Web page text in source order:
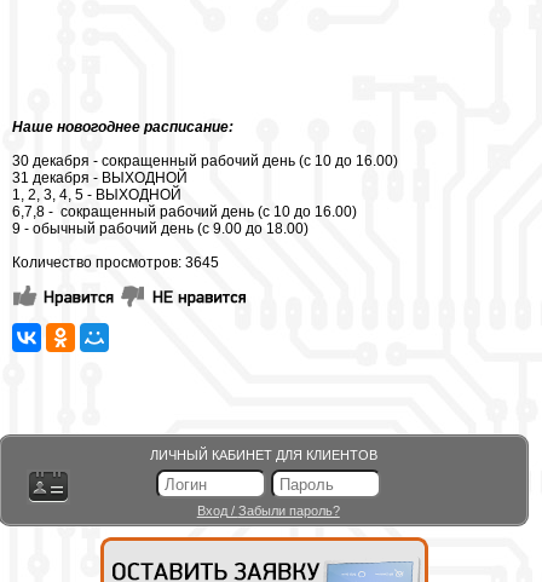
Наше новогоднее расписание:
30 декабря - сокращенный рабочий день (с 10 до 16.00)
31 декабря - ВЫХОДНОЙ
1, 2, 3, 4, 5 - ВЫХОДНОЙ
6,7,8 - сокращенный рабочий день (с 10 до 16.00)
9 - обычный рабочий день (с 9.00 до 18.00)
Количество просмотров: 3645
ЛИЧНЫЙ КАБИНЕТ ДЛЯ КЛИЕНТОВ
Вход/ Забыли пароль?